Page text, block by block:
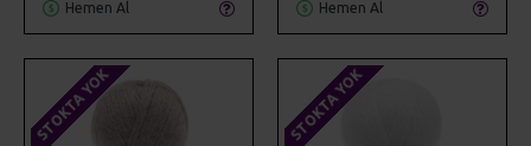
Hemen Al Hemen Al
STOKTA YOK STOKTA YOK